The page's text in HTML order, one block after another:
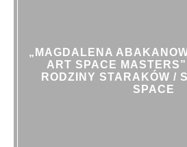
„MAGDALENA
ART SPACE
RODZINY STARAKÓW /
SPACE